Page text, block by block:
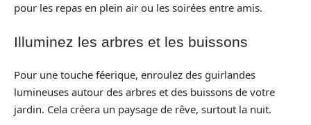
pour les repas en plein air ou les soirées entre amis.
Illuminez les arbres et les buissons
Pour une touche féerique, enroulez des guirlandes
lumineuses autour des arbres et des buissons de votre
jardin. Cela créera un paysage de rêve, surtout la nuit.